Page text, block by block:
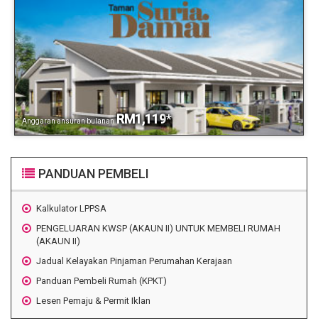
Anggaran ansuran bulanan RM1,119*
PANDUAN PEMBELI
Kalkulator LPPSA
PENGELUARAN KWSP (AKAUN II) UNTUK MEMBELI RUMAH
(AKAUN II)
Jadual Kelayakan Pinjaman Perumahan Kerajaan
Panduan Pembeli Rumah (KPKT)
Lesen Pemaju & Permit Iklan